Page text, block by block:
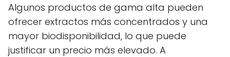
Algunos productos de gama alta pueden
ofrecer extractos más concentrados y una
mayor biodisponibilidad, lo que puede
justificar un precio más elevado. A